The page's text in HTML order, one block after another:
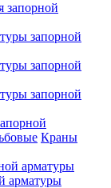
запорной
запорной
запорной
запорной
Краны
арматуры